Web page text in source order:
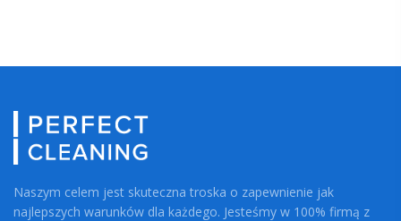
Naszym celem jest skuteczna troska o zapewnienie jak
najlepszych warunków dla każdego. Jesteśmy w 100% firmą z